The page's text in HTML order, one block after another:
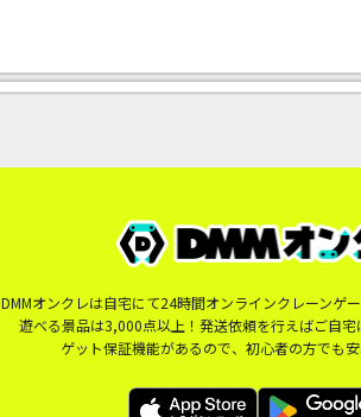
DMMオンクレは自宅にて24時間オンラインクレーンゲ
遊べる景品は3,000点以上！発送依頼を行えばご自宅
ゲット保証機能があるので、初心者の方でも安